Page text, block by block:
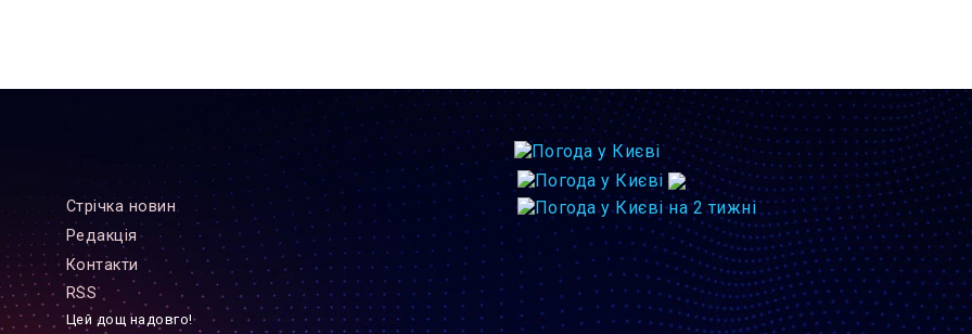
Стрiчка новин
Редакцiя
Контакти
RSS
Цей дощ надовго!